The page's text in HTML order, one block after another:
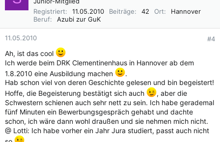
Registriert
11.05.2010 Beiträge 42 Ort
Hannover
Beruf
Azubi zur GuK
11.05.2010 #4
Ah, ist das cool
Ich werde beim DRK Clementinenhaus in Hannover ab dem
1.8.2010 eine Ausbildung machen
.
Hab schon viel von deren Geschichte gelesen und bin begeistert!
Hoffe, die Begeisterung bestätigt sich auch
, aber die
Schwestern schienen auch sehr nett zu sein. Ich habe gerademal
fünf Minuten ein Bewerbungsgespräch gehabt und dachte
schon, ich wäre dann wohl draußen und sie nehmen mich nicht.
@ Lotti: Ich habe vorher ein Jahr Jura studiert, passt auch nicht